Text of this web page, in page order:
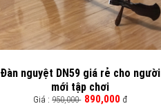
Đàn nguyệt DN59 giá rẻ cho người
mới tập chơi
Giá :950,000 890,000 đ